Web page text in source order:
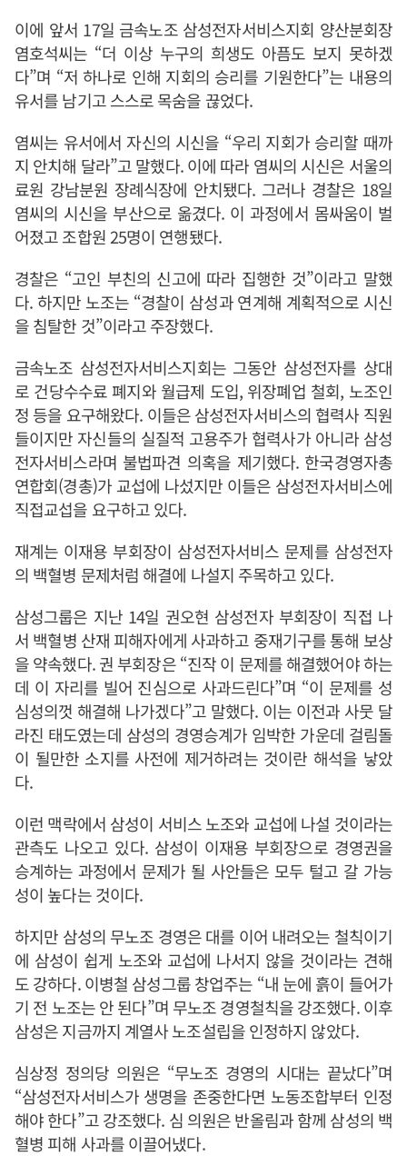
이에 앞서 17일 금속노조 삼성전자서비스지회 양산분회장
염호석씨는 “더 이상 누구의 희생도 아픔도 보지 못하겠
다”며 “저 하나로 인해 지회의 승리를 기원한다”는 내용의
유서를 남기고 스스로 목숨을 끊었다.
염씨는 유서에서 자신의 시신을 “우리 지회가 승리할 때까
지 안치해 달라”고 말했다. 이에 따라 염씨의 시신은 서울의
료원 강남분원 장례식장에 안치됐다. 그러나 경찰은 18일
염씨의 시신을 부산으로 옮겼다. 이 과정에서 몸싸움이 벌
어졌고 조합원 25명이 연행됐다.
경찰은 “고인 부친의 신고에 따라 집행한 것”이라고 말했
다. 하지만 노조는 “경찰이 삼성과 연계해 계획적으로 시신
을 침탈한 것”이라고 주장했다.
금속노조 삼성전자서비스지회는 그동안 삼성전자를 상대
로 건당수수료 폐지와 월급제 도입, 위장폐업 철회, 노조인
정 등을 요구해왔다. 이들은 삼성전자서비스의 협력사 직원
들이지만 자신들의 실질적 고용주가 협력사가 아니라 삼성
전자서비스라며 불법파견 의혹을 제기했다. 한국경영자총
연합회(경총)가 교섭에 나섰지만 이들은 삼성전자서비스에
직접교섭을 요구하고 있다.
재계는 이재용 부회장이 삼성전자서비스 문제를 삼성전자
의 백혈병 문제처럼 해결에 나설지 주목하고 있다.
삼성그룹은 지난 14일 권오현 삼성전자 부회장이 직접 나
서 백혈병 산재 피해자에게 사과하고 중재기구를 통해 보상
을 약속했다. 권 부회장은 “진작 이 문제를 해결했어야 하는
데 이 자리를 빌어 진심으로 사과드린다”며 “이 문제를 성
심성의껏 해결해 나가겠다”고 말했다. 이는 이전과 사뭇 달
라진 태도였는데 삼성의 경영승계가 임박한 가운데 걸림돌
이 될만한 소지를 사전에 제거하려는 것이란 해석을 낳았
다.
이런 맥락에서 삼성이 서비스 노조와 교섭에 나설 것이라는
관측도 나오고 있다. 삼성이 이재용 부회장으로 경영권을
승계하는 과정에서 문제가 될 사안들은 모두 털고 갈 가능
성이 높다는 것이다.
하지만 삼성의 무노조 경영은 대를 이어 내려오는 철칙이기
에 삼성이 쉽게 노조와 교섭에 나서지 않을 것이라는 견해
도 강하다. 이병철 삼성그룹 창업주는 “내 눈에 흙이 들어가
기 전 노조는 안 된다”며 무노조 경영철칙을 강조했다. 이후
삼성은 지금까지 계열사 노조설립을 인정하지 않았다.
심상정 정의당 의원은 “무노조 경영의 시대는 끝났다”며
“삼성전자서비스가 생명을 존중한다면 노동조합부터 인정
해야 한다”고 강조했다. 심 의원은 반올림과 함께 삼성의 백
혈병 피해 사과를 이끌어냈다.